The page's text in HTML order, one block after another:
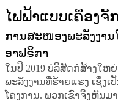
ໄຟຟ້າແບບເຄື່ອງຈັກ
ການສະໜອງພະລັງງາ
ອາຟຣິກາ
ໃນປີ 2019 ບໍລິສັດກໍ່ສ້າງໃຫ
ພະລັງງານທີ່ຮ້າຍແຮງ ເຊິ່ງ
ໂຄງການ. ພວກເຂົາຈຶ່ງຫັນມາ